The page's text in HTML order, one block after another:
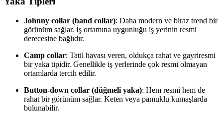
Johnny collar (band collar): Daha modern ve biraz trend bir
görünüm sağlar. İş ortamına uygunluğu iş yerinin resmi
derecesine bağlıdır.
Camp collar: Tatil havası veren, oldukça rahat ve gayriresmi
bir yaka tipidir. Genellikle iş yerlerinde çok resmi olmayan
ortamlarda tercih edilir.
Button-down collar (düğmeli yaka): Hem resmi hem de
rahat bir görünüm sağlar. Keten veya pamuklu kumaşlarda
bulunabilir.